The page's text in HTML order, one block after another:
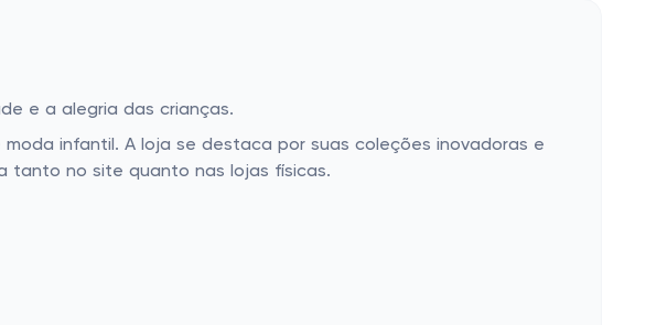
e a alegria das crianças.
infantil. A loja se destaca por suas coleções inovadoras e
tanto no site quanto nas lojas físicas.